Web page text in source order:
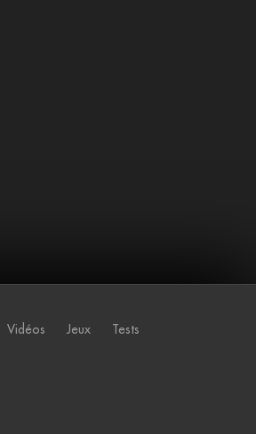
Vidéos Jeux
Tests